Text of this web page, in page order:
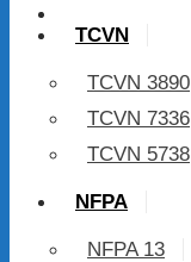
TCVN
TCVN 3890
TCVN 7336
TCVN 5738
NFPA
NFPA 13